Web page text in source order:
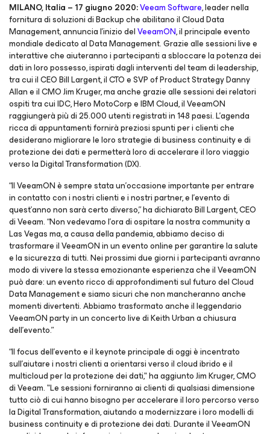
MILANO, Italia – 17 giugno 2020:Veeam Software, leader nella
fornitura di soluzioni di Backup che abilitano il Cloud Data
Management, annuncia l’inizio delVeeamON, il principale evento
mondiale dedicato al Data Management. Grazie alle sessioni live e
interattive che aiuteranno i partecipanti a sbloccare la potenza dei
dati in loro possesso, ispirati dagli interventi del team di leadership,
tra cui il CEO Bill Largent, il CTO e SVP of Product Strategy Danny
Allan e il CMO Jim Kruger, ma anche grazie alle sessioni dei relatori
ospiti tra cui IDC, Hero MotoCorp e IBM Cloud, il VeeamON
raggiungerà più di 25.000 utenti registrati in 148 paesi. L'agenda
ricca di appuntamenti fornirà preziosi spunti per i clienti che
desiderano migliorare le loro strategie di business continuity e di
protezione dei dati e permetterà loro di accelerare il loro viaggio
verso la Digital Transformation (DX).
“Il VeeamON è sempre stata un’occasione importante per entrare
in contatto con i nostri clienti e i nostri partner, e l'evento di
quest'anno non sarà certo diverso,” ha dichiarato Bill Largent, CEO
di Veeam. “Non vedevamo l'ora di ospitare la nostra community a
Las Vegas ma, a causa della pandemia, abbiamo deciso di
trasformare il VeeamON in un evento online per garantire la salute
e la sicurezza di tutti. Nei prossimi due giorni i partecipanti avranno
modo di vivere la stessa emozionante esperienza che il VeeamON
può dare: un evento ricco di approfondimenti sul futuro del Cloud
Data Management e siamo sicuri che non mancheranno anche
momenti divertenti. Abbiamo trasformato anche il leggendario
VeeamON party in un concerto live di Keith Urban a chiusura
dell’evento.”
“Il focus dell'evento e il keynote principale di oggi è incentrato
sull'aiutare i nostri clienti a orientarsi verso il cloud ibrido e il
multicloud per la protezione dei dati," ha aggiunto Jim Kruger, CMO
di Veeam. "Le sessioni forniranno ai clienti di qualsiasi dimensione
tutto ciò di cui hanno bisogno per accelerare il loro percorso verso
la Digital Transformation, aiutando a modernizzare i loro modelli di
business continuity e di protezione dei dati. Durante il VeeamON